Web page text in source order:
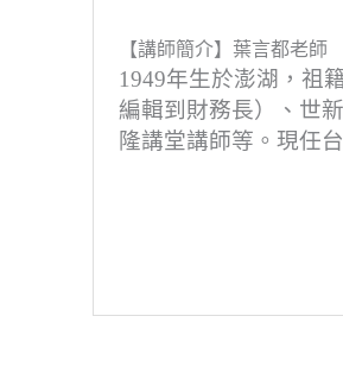
【講師簡介】葉言都老師
1949年生於澎湖，祖
編輯到財務長）、世
隆講堂講師等。現任